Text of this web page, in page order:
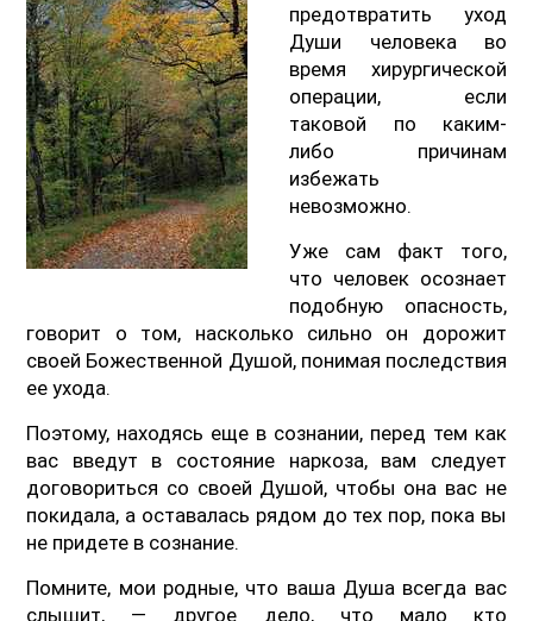
предотвратить уход
Души человека во
время хирургической
операции, если
таковой по каким-
либо причинам
избежать
невозможно.
Уже сам факт того,
что человек осознает
подобную опасность,
говорит о том, насколько сильно он дорожит
своей Божественной Душой, понимая последствия
ее ухода.
Поэтому, находясь еще в сознании, перед тем как
вас введут в состояние наркоза, вам следует
договориться со своей Душой, чтобы она вас не
покидала, а оставалась рядом до тех пор, пока вы
не придете в сознание.
Помните, мои родные, что ваша Душа всегда вас
слышит, — другое дело, что мало кто